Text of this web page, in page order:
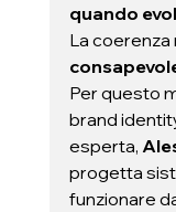
quando
La coerenza
Per questo
brand
esperta,
progetta
funzionare